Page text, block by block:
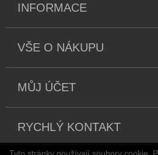
INFORMACE
VŠE O NÁKUPU
MŮJ ÚČET
RYCHLÝ KONTAKT